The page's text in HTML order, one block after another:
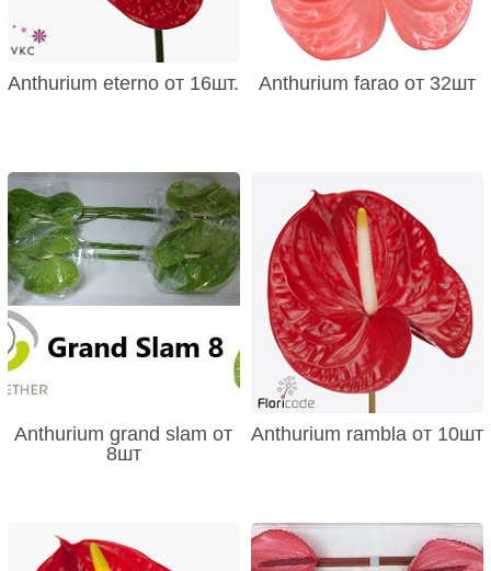
Anthurium eterno от 16шт. Anthurium farao от 32шт
Anthurium grand slam от
8шт
Anthurium rambla от 10шт